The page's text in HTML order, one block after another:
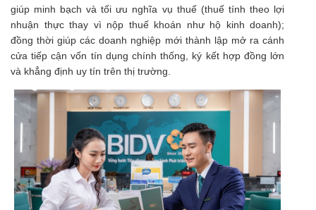
giúp minh bạch và tối ưu nghĩa vụ thuế (thuế tính theo lợi
nhuận thực thay vì nộp thuế khoán như hộ kinh doanh);
đồng thời giúp các doanh nghiệp mới thành lập mở ra cánh
cửa tiếp cận vốn tín dụng chính thống, ký kết hợp đồng lớn
và khẳng định uy tín trên thị trường.